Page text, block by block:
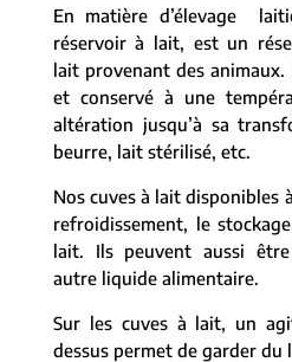
En matière d’élevage
réservoir à lait, est un
lait provenant des
et conservé à une
altération jusqu’à sa
beurre, lait stérilisé, etc.
Nos cuves à lait disponibles à
refroidissement, le
lait. Ils peuvent aussi
autre liquide alimentaire.
Sur les cuves à lait, un
dessus permet de garder du